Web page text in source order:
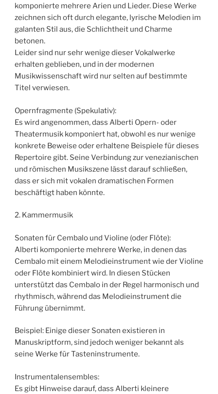
komponierte mehrere Arien und Lieder. Diese Werke
zeichnen sich oft durch elegante, lyrische Melodien im
galanten Stil aus, die Schlichtheit und Charme
betonen.
Leider sind nur sehr wenige dieser Vokalwerke
erhalten geblieben, und in der modernen
Musikwissenschaft wird nur selten auf bestimmte
Titel verwiesen.
Opernfragmente (Spekulativ):
Es wird angenommen, dass Alberti Opern- oder
Theatermusik komponiert hat, obwohl es nur wenige
konkrete Beweise oder erhaltene Beispiele für dieses
Repertoire gibt. Seine Verbindung zur venezianischen
und römischen Musikszene lässt darauf schließen,
dass er sich mit vokalen dramatischen Formen
beschäftigt haben könnte.
2. Kammermusik
Sonaten für Cembalo und Violine (oder Flöte):
Alberti komponierte mehrere Werke, in denen das
Cembalo mit einem Melodieinstrument wie der Violine
oder Flöte kombiniert wird. In diesen Stücken
unterstützt das Cembalo in der Regel harmonisch und
rhythmisch, während das Melodieinstrument die
Führung übernimmt.
Beispiel: Einige dieser Sonaten existieren in
Manuskriptform, sind jedoch weniger bekannt als
seine Werke für Tasteninstrumente.
Instrumentalensembles:
Es gibt Hinweise darauf, dass Alberti kleinere